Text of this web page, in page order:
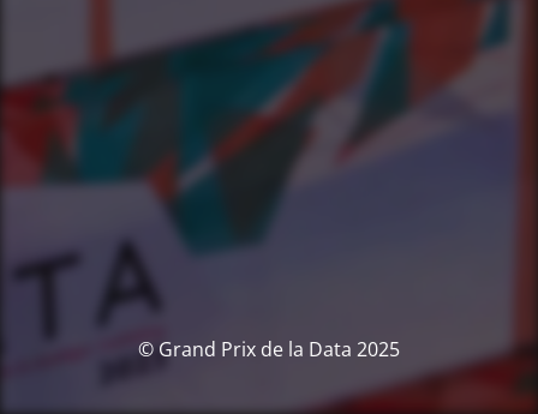
© Grand Prix de la Data 2025